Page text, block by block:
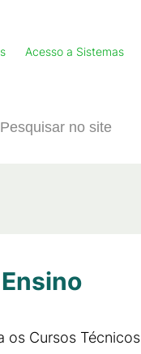
Acesso a Sistemas
os Cursos Técnicos